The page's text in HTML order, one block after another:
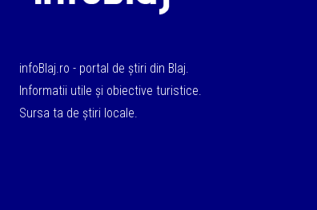
infoBlaj.ro - portal de știri din Blaj.
Informatii utile și obiective turistice.
Sursa ta de știri locale.